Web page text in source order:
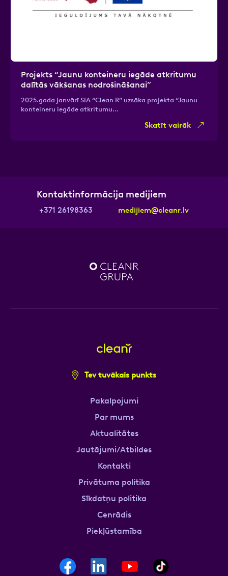
Projekts “Jaunu konteineru iegāde atkritumu
dalītās vākšanas nodrošināšanai”
2025.gada janvārī SIA “Clean R” uzsāka projekta “Jaunu
konteineru iegāde atkritumu…
Skatīt vairāk
Kontaktinformācija medijiem
+371 26198363 medijiem@cleanr.lv
Tev tuvākais punkts
Pakalpojumi
Par mums
Aktualitātes
Jautājumi/Atbildes
Kontakti
Privātuma politika
Sīkdatņu politika
Cenrādis
Piekļūstamība